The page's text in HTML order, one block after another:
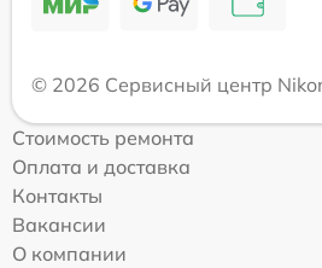
© 2026 Сервисный центр
Стоимость ремонта
Оплата и доставка
Контакты
Вакансии
О компании